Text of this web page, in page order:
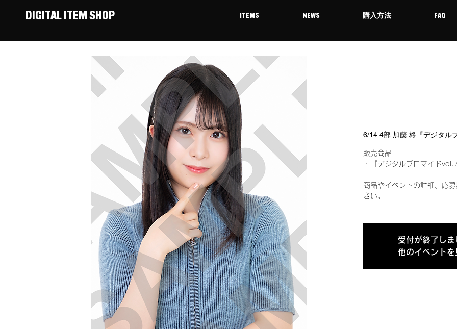
DIGITAL ITEM SHOP ITEMS NEWS 購入方法 FAQ
6/14 4部 加藤 柊『デジタル
販売商品
・『デジタルブロマイド
商品やイベントの詳細、応
さい。
受付が終了しま
他のイベントを